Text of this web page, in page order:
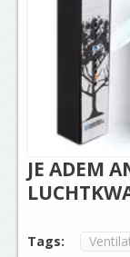
JE ADEM
Tags: